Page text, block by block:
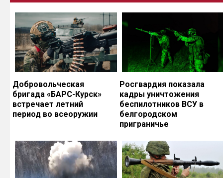
Добровольческая
бригада «БАРС-Курск»
встречает летний
период во всеоружии
Росгвардия показала
кадры уничтожения
беспилотников ВСУ в
белгородском
приграничье